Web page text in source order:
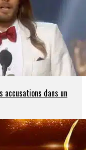
accusations dans un